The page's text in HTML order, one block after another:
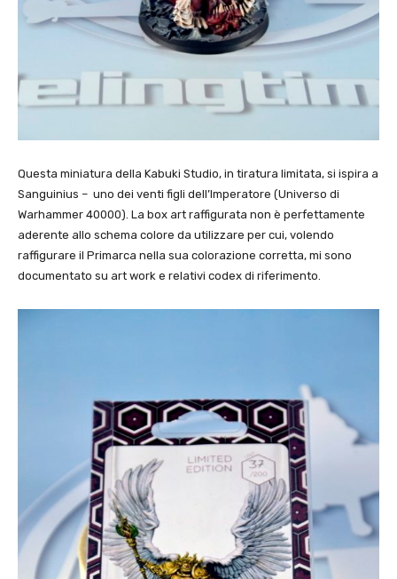
Questa miniatura della Kabuki Studio, in tiratura limitata, si ispira a
Sanguinius – uno dei venti figli dell’Imperatore (Universo di
Warhammer 40000). La box art raffigurata non è perfettamente
aderente allo schema colore da utilizzare per cui, volendo
raffigurare il Primarca nella sua colorazione corretta, mi sono
documentato su art work e relativi codex di riferimento.